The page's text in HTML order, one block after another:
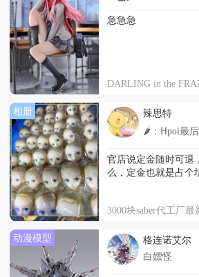
急急急
DARLING in the
相册 辣思特
🌶️：Hpoi最
官店说定金随时可退
么，定金也就是占个
3000块saber代工厂最
动漫模型 格连诺艾尔
白嫖怪